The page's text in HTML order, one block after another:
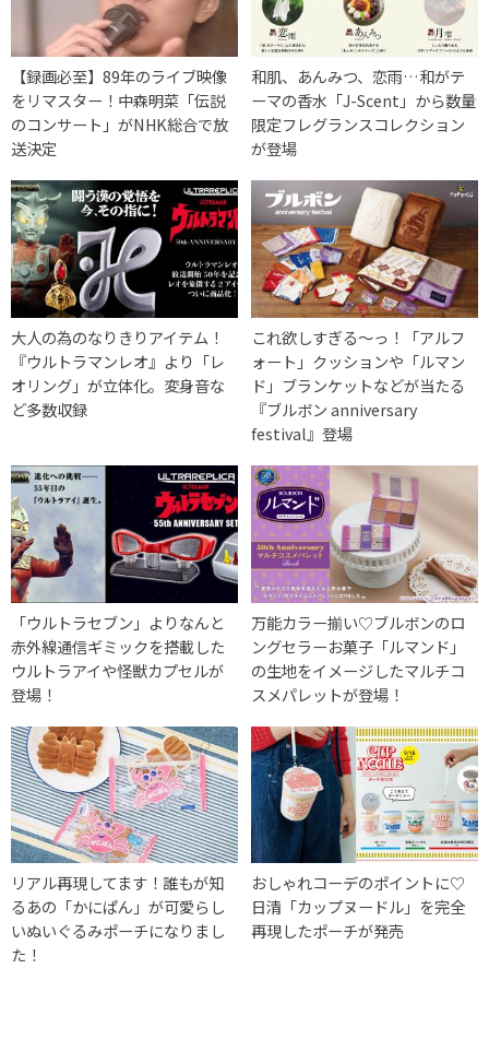
【録画必至】89年のライブ映像
をリマスター！中森明菜「伝説
のコンサート」がNHK総合で放
送決定
和肌、あんみつ、恋雨…和がテ
ーマの香水「J-Scent」から数量
限定フレグランスコレクション
が登場
大人の為のなりきりアイテム！
『ウルトラマンレオ』より「レ
オリング」が立体化。変身音な
ど多数収録
これ欲しすぎる〜っ！「アルフ
ォート」クッションや「ルマン
ド」ブランケットなどが当たる
『ブルボン anniversary
festival』登場
「ウルトラセブン」よりなんと
赤外線通信ギミックを搭載した
ウルトラアイや怪獣カプセルが
登場！
万能カラー揃い♡ブルボンのロ
ングセラーお菓子「ルマンド」
の生地をイメージしたマルチコ
スメパレットが登場！
リアル再現してます！誰もが知
るあの「かにぱん」が可愛らし
いぬいぐるみポーチになりまし
た！
おしゃれコーデのポイントに♡
日清「カップヌードル」を完全
再現したポーチが発売